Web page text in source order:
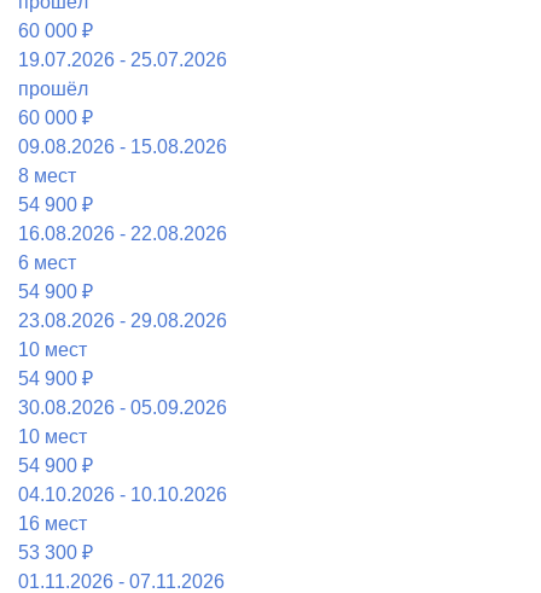
60 000 ₽
19.07.2026 - 25.07.2026
прошёл
60 000 ₽
09.08.2026 - 15.08.2026
8 мест
54 900 ₽
16.08.2026 - 22.08.2026
6 мест
54 900 ₽
23.08.2026 - 29.08.2026
10 мест
54 900 ₽
30.08.2026 - 05.09.2026
10 мест
54 900 ₽
04.10.2026 - 10.10.2026
16 мест
53 300 ₽
01.11.2026 - 07.11.2026